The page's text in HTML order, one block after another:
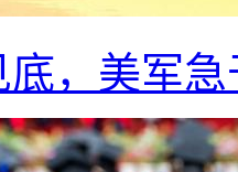
，美军